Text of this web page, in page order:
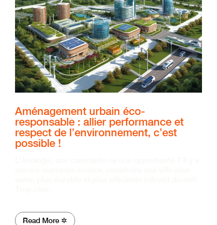
Aménagement urbain éco-
responsable : allier performance et
respect de l’environnement, c’est
possible !
Read More ✲